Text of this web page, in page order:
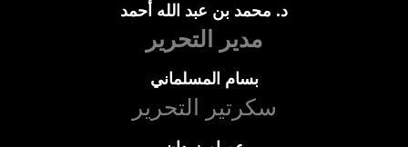
د. محمد بن عبد الله أحمد
مدير التحرير
بسام المسلماني
سكرتير التحرير